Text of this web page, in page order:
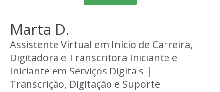
Marta D.
Assistente Virtual em Início de Carreira,
Digitadora e Transcritora Iniciante e
Iniciante em Serviços Digitais |
Transcrição, Digitação e Suporte